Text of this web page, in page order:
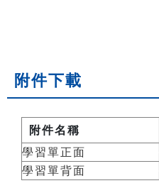
附件下載
附件名稱
學習單正面
學習單背面